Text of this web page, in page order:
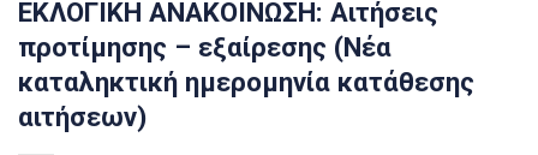
ΕΚΛΟΓΙΚΗ ΑΝΑΚΟΙΝΩΣΗ: Αιτήσεις
προτίμησης – εξαίρεσης (Νέα
καταληκτική ημερομηνία κατάθεσης
αιτήσεων)